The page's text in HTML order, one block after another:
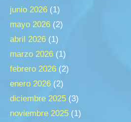
junio 2026 (1)
mayo 2026 (2)
abril 2026 (1)
marzo 2026 (1)
febrero 2026 (2)
enero 2026 (2)
diciembre 2025 (3)
noviembre 2025 (1)